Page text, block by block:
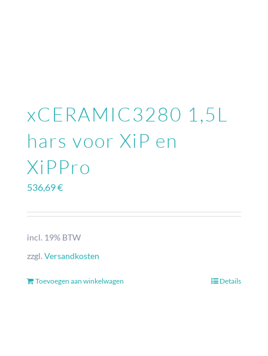
xCERAMIC3280 1,5L
hars voor XiP en
XiPPro
536,69€
incl. 19% BTW
zzgl. Versandkosten
Toevoegen aan winkelwagen Details